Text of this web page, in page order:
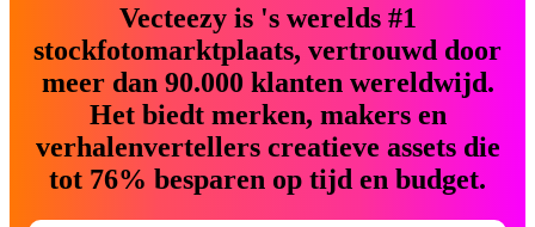
Vecteezy is 's werelds #1
stockfotomarktplaats, vertrouwd door
meer dan 90.000 klanten wereldwijd.
Het biedt merken, makers en
verhalenvertellers creatieve assets die
tot 76% besparen op tijd en budget.